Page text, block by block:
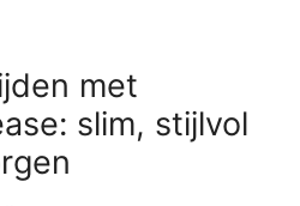
met
slim, stijlvol